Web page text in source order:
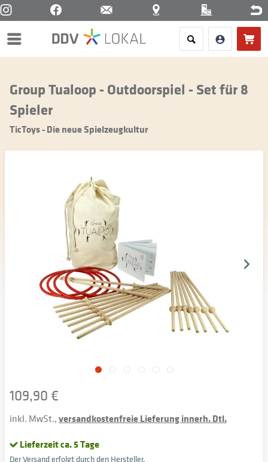
Menü
Group Tualoop - Outdoorspiel - Set für 8
Spieler
TicToys - Die neue Spielzeugkultur
109,90 €
inkl. MwSt.,versandkostenfreie Lieferung innerh. Dtl.
Lieferzeit ca. 5 Tage
Der Versand erfolgt durch den Hersteller.